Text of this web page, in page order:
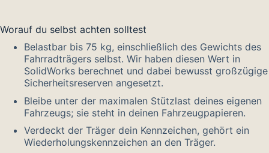
Worauf du selbst achten solltest
Belastbar bis 75 kg, einschließlich des Gewichts des
Fahrradträgers selbst. Wir haben diesen Wert in
SolidWorks berechnet und dabei bewusst großzügige
Sicherheitsreserven angesetzt.
Bleibe unter der maximalen Stützlast deines eigenen
Fahrzeugs; sie steht in deinen Fahrzeugpapieren.
Verdeckt der Träger dein Kennzeichen, gehört ein
Wiederholungskennzeichen an den Träger.